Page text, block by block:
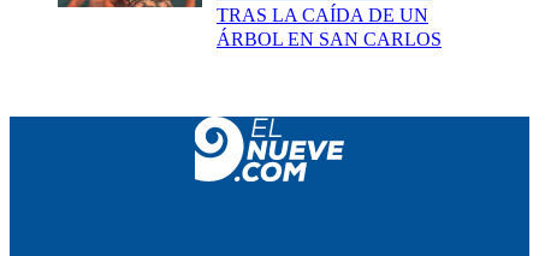
TRAS LA CAÍDA DE UN
ÁRBOL EN SAN CARLOS